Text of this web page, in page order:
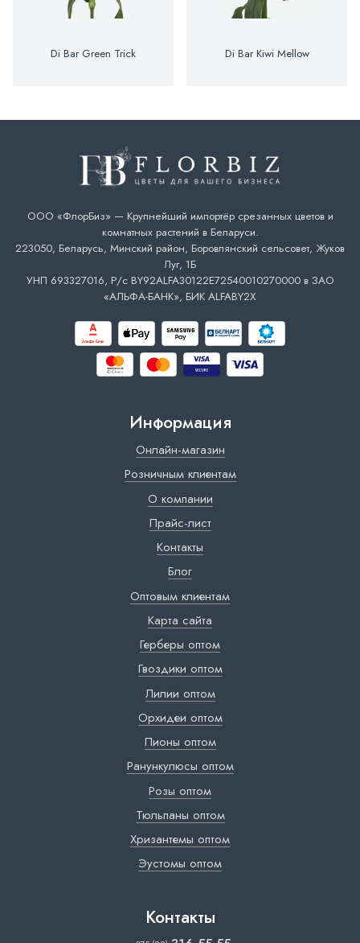
Di Bar Green Trick Di Bar Kiwi Mellow
ООО «ФлорБиз» — Крупнейший импортёр срезанных цветов и
комнатных растений в Беларуси.
223050, Беларусь, Минский район, Боровлянский сельсовет, Жуков
Луг, 1Б
УНП 693327016, Р/с BY92ALFA30122E72540010270000 в ЗАО
«АЛЬФА-БАНК», БИК ALFABY2X
Информация
Онлайн-магазин
Розничным клиентам
О компании
Прайс-лист
Контакты
Блог
Оптовым клиентам
Карта сайта
Герберы оптом
Гвоздики оптом
Лилии оптом
Орхидеи оптом
Пионы оптом
Ранункулюсы оптом
Розы оптом
Тюльпаны оптом
Хризантемы оптом
Эустомы оптом
Контакты